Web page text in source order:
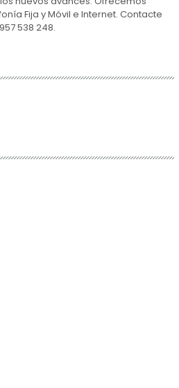
Fija y Móvil e Internet. Contacte
538 248.